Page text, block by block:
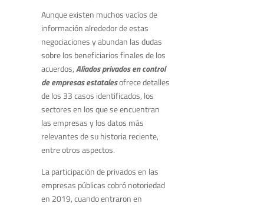
Aunque existen muchos vacíos de
información alrededor de estas
negociaciones y abundan las dudas
sobre los beneficiarios finales de los
acuerdos,Aliados privados en control
de empresas estatalesofrece detalles
de los 33 casos identificados, los
sectores en los que se encuentran
las empresas y los datos más
relevantes de su historia reciente,
entre otros aspectos.
La participación de privados en las
empresas públicas cobró notoriedad
en 2019, cuando entraron en